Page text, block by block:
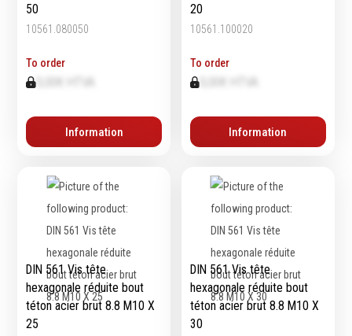
50
10561.080050
To order
0,00€ HTVA
Information
20
10561.100020
To order
Information
DIN 561 Vis tête
hexagonale réduite bout
téton acier brut 8.8 M10 X
25
DIN 561 Vis tête
hexagonale réduite bout
téton acier brut 8.8 M10 X
30